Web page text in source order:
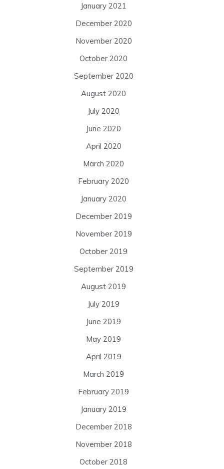
January 2021
December 2020
November 2020
October 2020
September 2020
August 2020
July 2020
June 2020
April 2020
March 2020
February 2020
January 2020
December 2019
November 2019
October 2019
September 2019
August 2019
July 2019
June 2019
May 2019
April 2019
March 2019
February 2019
January 2019
December 2018
November 2018
October 2018